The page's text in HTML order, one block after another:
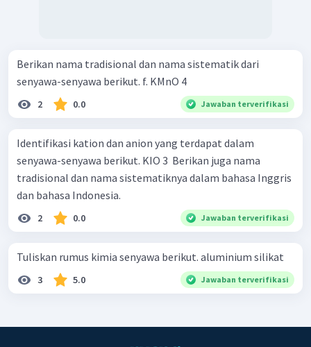
Berikan nama tradisional dan nama sistematik dari
senyawa-senyawa berikut. f. KMnO 4 ​
2 0.0 Jawaban terverifikasi
Identifikasi kation dan anion yang terdapat dalam
senyawa-senyawa berikut. KIO 3 ​ Berikan juga nama
tradisional dan nama sistematiknya dalam bahasa Inggris
dan bahasa Indonesia.
2 0.0 Jawaban terverifikasi
Tuliskan rumus kimia senyawa berikut. aluminium silikat
3 5.0 Jawaban terverifikasi